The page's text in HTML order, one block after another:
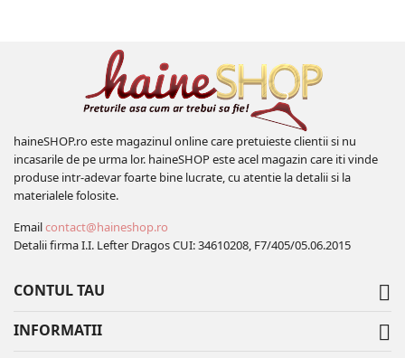
haineSHOP.ro este magazinul online care pretuieste clientii si nu
incasarile de pe urma lor. haineSHOP este acel magazin care iti vinde
produse intr-adevar foarte bine lucrate, cu atentie la detalii si la
materialele folosite.
Emailcontact@haineshop.ro
Detalii firma I.I. Lefter Dragos CUI: 34610208, F7/405/05.06.2015
CONTUL TAU 
INFORMATII 